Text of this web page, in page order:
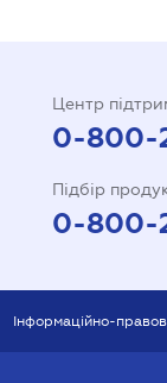
Центр
0-800-
Підбір
0-800-
Інформаційно-